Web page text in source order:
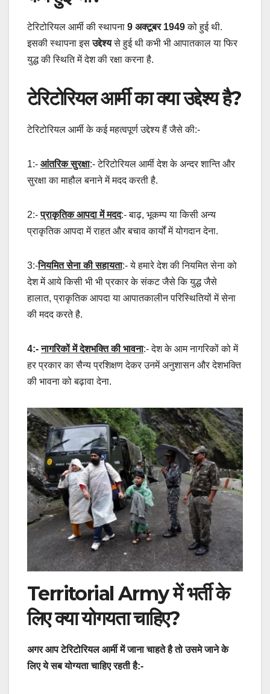
टेरिटोरियल आर्मी की स्थापना 9 अक्टूबर 1949को हुई थी.
इसकी स्थापना इसउद्देश्यसे हुई थी कभी भी आपातकाल या फिर
युद्ध की स्थिति में देश की रक्षा करना है.
टेरिटोरियल आर्मी का क्या उद्देश्य है?
टेरिटोरियल आर्मी के कई महत्वपूर्ण उद्देश्य हैं जैसे की:-
1:- आंतरिक सुरक्षा:- टेरिटोरियल आर्मी देश के अन्दर शान्ति और
सुरक्षा का माहौल बनाने में मदद करती है.
2:-प्राकृतिक आपदा में मदद:- बाढ़, भूकम्प या किसी अन्य
प्राकृतिक आपदा में राहत और बचाव कार्यों में योगदान देना.
3:-नियमित सेना की सहायता:- ये हमारे देश की नियमित सेना को
देश में आये किसी भी भी प्रकार के संकट जैसे कि युद्ध जैसे
हालात, प्राकृतिक आपदा या आपातकालीन परिस्थितियों में सेना
की मदद करते है.
4:-नागरिकों में देशभक्ति की भावना:- देश के आम नागरिकों को में
हर प्रकार का सैन्य प्रशिक्षण देकर उनमें अनुशासन और देशभक्ति
की भावना को बढ़ावा देना.
Territorial Army में भर्ती के
लिए क्या योगयता चाहिए?
अगर आप टेरिटोरियल आर्मी में जाना चाहते है तो उसमे जाने के
लिए ये सब योग्यता चाहिए रहती है:-